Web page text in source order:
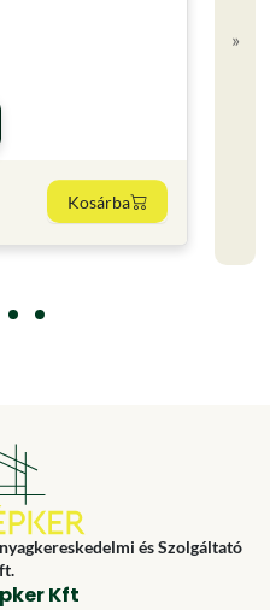
Kosárba
»
és Szolgáltató
Kft